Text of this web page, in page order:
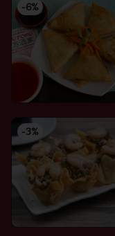
-6%
-3%